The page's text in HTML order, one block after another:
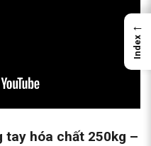
tay hóa chất 250kg –
←
Index